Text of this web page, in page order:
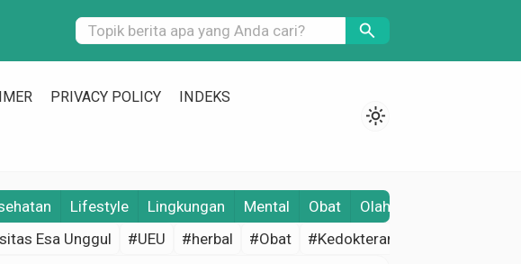
search
PRIVACY POLICY INDEKS
light_mode
Lifestyle Lingkungan Mental Obat Olahraga
Esa Unggul #UEU #herbal #Obat #Kedokteran